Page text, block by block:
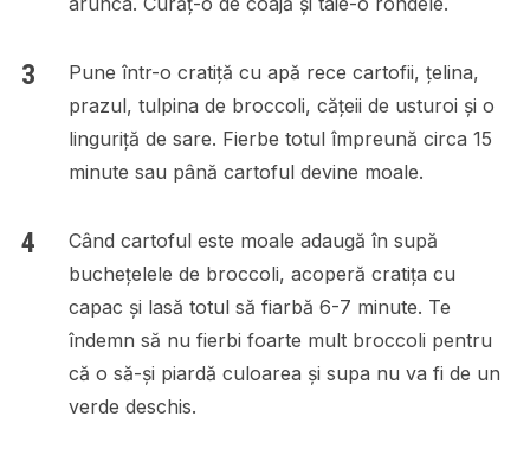
Pune într-o cratiță cu apă rece cartofii, țelina,
prazul, tulpina de broccoli, cățeii de usturoi și o
linguriță de sare. Fierbe totul împreună circa 15
minute sau până cartoful devine moale.
Când cartoful este moale adaugă în supă
buchețelele de broccoli, acoperă cratița cu
capac și lasă totul să fiarbă 6-7 minute. Te
îndemn să nu fierbi foarte mult broccoli pentru
că o să-și piardă culoarea și supa nu va fi de un
verde deschis.